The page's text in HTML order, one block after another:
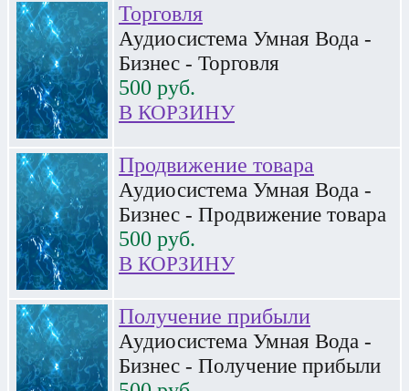
Торговля
Аудиосистема Умная Вода -
Бизнес - Торговля
500 руб.
В КОРЗИНУ
Продвижение товара
Аудиосистема Умная Вода -
Бизнес - Продвижение товара
500 руб.
В КОРЗИНУ
Получение прибыли
Аудиосистема Умная Вода -
Бизнес - Получение прибыли